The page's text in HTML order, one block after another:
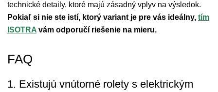
technické detaily, ktoré majú zásadný vplyv na výsledok.
Pokiaľ si nie ste istí, ktorý variant je pre vás ideálny, tím
ISOTRA vám odporučí riešenie na mieru.
FAQ
1. Existujú vnútorné rolety s elektrickým